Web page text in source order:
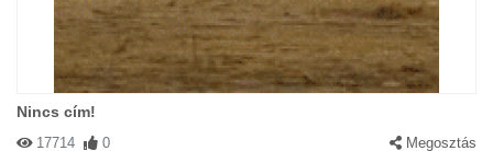
Nincs cím!
17714 0 Megosztás